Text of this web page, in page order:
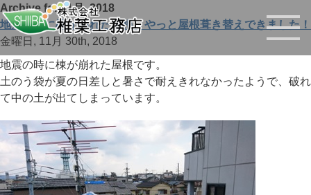
Archive for 11月, 2018
地震の時に棟が崩れた屋根、やっと屋根葺き替えできました！
金曜日, 11月 30th, 2018
地震の時に棟が崩れた屋根です。
土のう袋が夏の日差しと暑さで耐えきれなかったようで、破れ
て中の土が出てしまっています。